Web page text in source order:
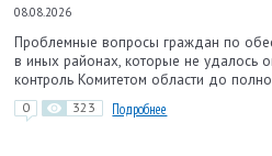
08.08.2026
Проблемные вопросы граждан по
в иных районах, которые не удалось
контроль Комитетом области до
0 323 Подробнее